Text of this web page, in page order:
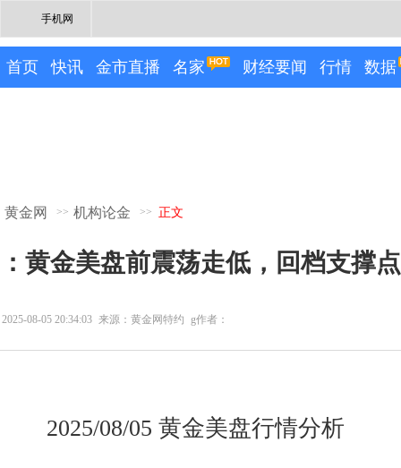
手机网
首页 快讯 金市直播 名家 财经要闻 行情 数据
黄金网 >> 机构论金 >> 正文
：黄金美盘前震荡走低，回档支撑
2025-08-05 20:34:03 来源：黄金网特约 g作者：
2025/08/05 黄金美盘行情分析